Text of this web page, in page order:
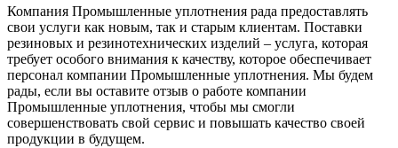
Компания Промышленные уплотнения рада предоставлять
свои услуги как новым, так и старым клиентам. Поставки
резиновых и резинотехнических изделий – услуга, которая
требует особого внимания к качеству, которое обеспечивает
персонал компании Промышленные уплотнения. Мы будем
рады, если вы оставите отзыв о работе компании
Промышленные уплотнения, чтобы мы смогли
совершенствовать свой сервис и повышать качество своей
продукции в будущем.